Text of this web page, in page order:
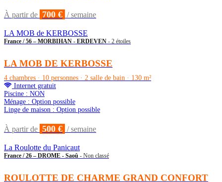
À partir de 700 € / semaine
LA MOB de KERBOSSE
France / 56 – MORBIHAN - ERDEVEN - 2 étoiles
LA MOB DE KERBOSSE
4 chambres · 10 personnes · 2 salle de bain · 130 m²
Internet gratuit
Piscine : NON
Ménage : Option possible
Linge de maison : Option possible
À partir de 500 € / semaine
La Roulotte du Panicaut
France / 26 – DROME - Saoû - Non classé
ROULOTTE DE CHARME GRAND CONFORT